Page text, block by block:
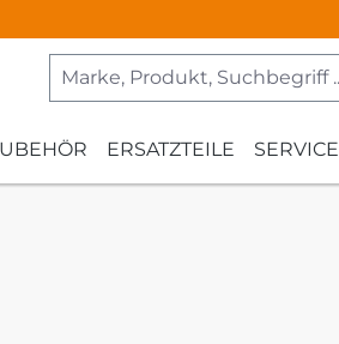
ERSATZTEILE SERVICE